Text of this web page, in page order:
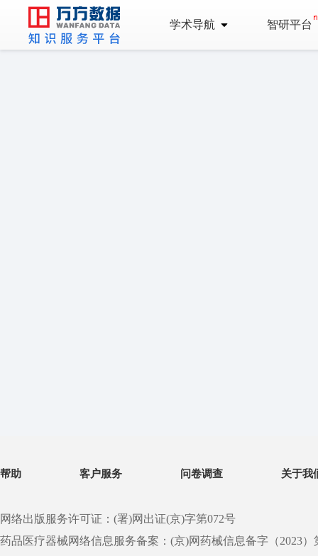
学术导航 智研平台
帮助 客户服务 问卷调查 关于我
网络出版服务许可证：(署)网出证(京)字第072号
药品医疗器械网络信息服务备案：(京)网药械信息备字（2023）